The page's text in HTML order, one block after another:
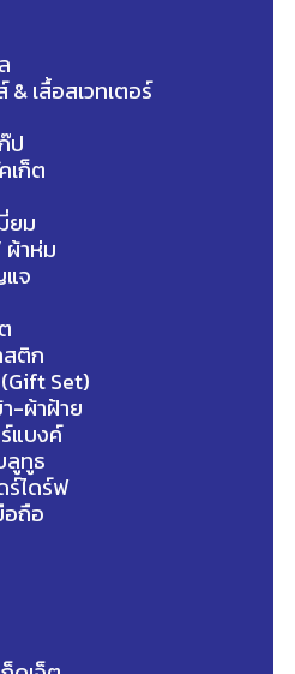
& เสื้อสเวทเตอร์
ป
เก็ต
ยม
าห่ม
จ
ติก
Set)
-ผ้าฝ้าย
แบงค์
ลูทูธ
ร์ไดร์ฟ
ถือ